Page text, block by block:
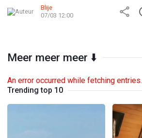
Blije
07/03 12:00
Meer meer meer ⬇️
An error occurred while fetching entries.
Trending top 10